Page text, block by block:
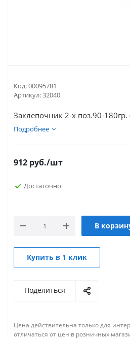
Код:00095781
Артикул:32040
Заклепочник 2-х поз.90-
Подробнее
912 руб./шт
Достаточно
В
Купить в 1 клик
Поделиться
Цена действительна только для
отличаться от цен в розничных